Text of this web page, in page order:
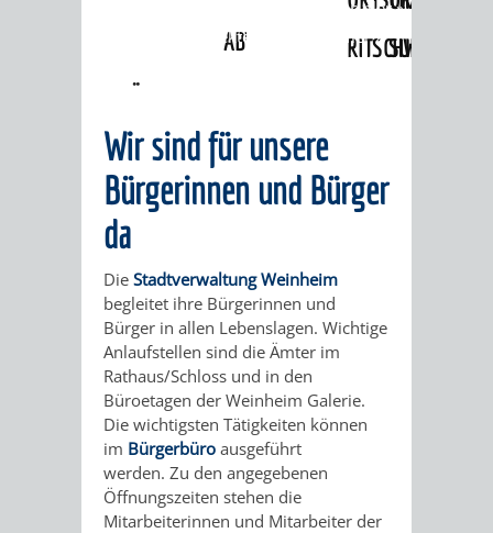
ABWASSERBESEITIGUNG
115
BERATUNG
UND
KINDER
UND
JUGENDLICHE
SENIOREN
BETREUUNG
UND
PFLEGE
FREIZEITANGEBOTE
BERATUNG
UND
HILFE
RITSCHWEIER
SULZBACH
UND
BEIRÄTE
FÜR
TECHNIK,
UMWELT
UND
STADTENTWICKLUNG
KINDER-
UND
TAGESORDNUNG
/
Freiberufler»
Steuerliche Aspekte für Freiberufler»
Freiberufliche oder gewerbliche Tätigkeit
Wir sind für unsere
Bürgerinnen und Bürger
da
Die Stadtverwaltung Weinheim
begleitet ihre Bürgerinnen und
Bürger in allen Lebenslagen. Wichtige
Anlaufstellen sind die Ämter im
Rathaus/Schloss und in den
Büroetagen der Weinheim Galerie.
Die wichtigsten Tätigkeiten können
im Bürgerbüro ausgeführt
werden. Zu den angegebenen
Öffnungszeiten stehen die
Mitarbeiterinnen und Mitarbeiter der